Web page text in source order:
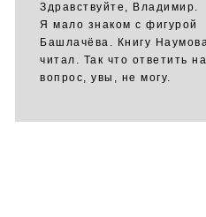
Здравствуйте, Владимир.
Я мало знаком с фигурой
Башлачёва. Книгу
читал. Так что ответить
вопрос, увы, не могу.